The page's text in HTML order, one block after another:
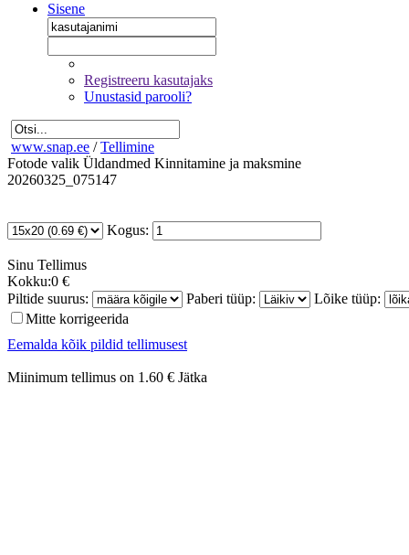
Sisene
Registreeru kasutajaks
Unustasid parooli?
www.snap.ee / Tellimine
Fotode valik Üldandmed Kinnitamine ja maksmine
20260325_075147
Kogus:
Sinu Tellimus
Kokku:0 €
Piltide suurus:
Paberi tüüp:
Lõike tüüp:
Mitte korrigeerida
Eemalda kõik pildid tellimusest
Miinimum tellimus on 1.60 € Jätka